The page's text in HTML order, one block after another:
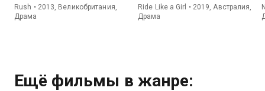
Rush • 2013, Великобритания,
Драма
Ride Like a Girl • 2019, Австралия,
Драма
Ещё фильмы в жанре: